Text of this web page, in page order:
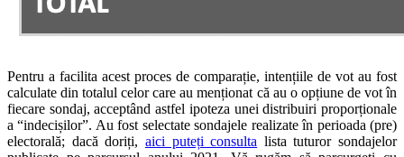
Pentru a facilita acest proces de comparație, intențiile de vot au fost
calculate din totalul celor care au menționat că au o opțiune de vot în
fiecare sondaj, acceptând astfel ipoteza unei distribuiri proporționale
a “indecișilor”. Au fost selectate sondajele realizate în perioada (pre)
electorală; dacă doriți, aici puteți consulta lista tuturor sondajelor